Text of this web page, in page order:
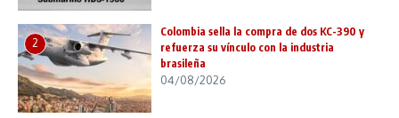
2
Colombia sella la compra de dos KC-390 y
refuerza su vínculo con la industria
brasileña
04/08/2026